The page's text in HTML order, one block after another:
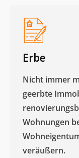
Erbe
Nicht immer
geerbte
Wohnungen
veräußern. ​